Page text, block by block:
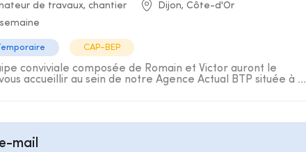
de travaux, chantier
Dijon, Côte-d'Or
CAP-BEP
conviviale composée de Romain et Victor auront le
accueillir au sein de notre Agence Actual BTP située à ...
mail